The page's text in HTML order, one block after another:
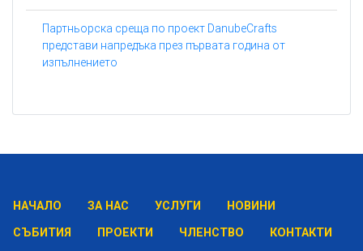
Партньорска среща по проект DanubeCrafts
представи напредъка през първата година от
изпълнението
НАЧАЛО ЗА НАС УСЛУГИ
НОВИНИ
СЪБИТИЯ
ПРОЕКТИ ЧЛЕНСТВО КОНТАКТИ